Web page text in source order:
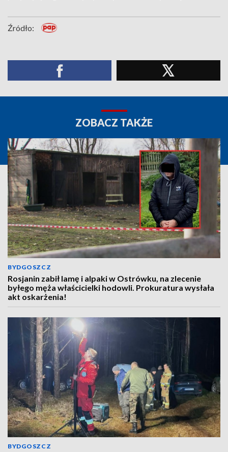
Źródło:
ZOBACZ TAKŻE
BYDGOSZCZ
Rosjanin zabił lamę i alpaki w Ostrówku, na zlecenie
byłego męża właścicielki hodowli. Prokuratura wysłała
akt oskarżenia!
BYDGOSZCZ